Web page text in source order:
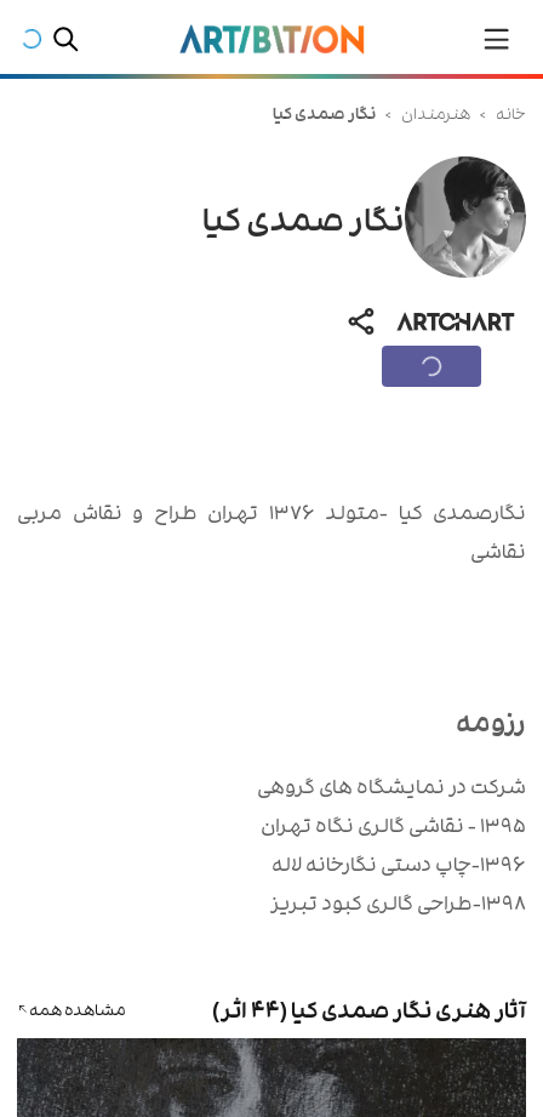
خانه > هنرمندان > نگار صمدی کیا
نگار صمدی کیا
نگارصمدی کیا -متولد ۱۳۷۶ تهران طراح و نقاش مربی
نقاشی
رزومه
شرکت در نمایشگاه های گروهی
۱۳۹۵ - نقاشی گالری نگاه تهران
۱۳۹۶-چاپ دستی نگارخانه لاله
۱۳۹۸-طراحی گالری کبود تبریز
..
منتخب بخش نقاشی فراخوان بین المللی alpine fellowship
سوئد ۱۳۹۹
آثار هنری نگار صمدی کیا (۴۴ اثر) مشاهده همه